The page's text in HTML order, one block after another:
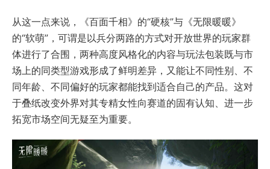
从这一点来说，《百面千相》的“硬核”与《无限暖暖》
的“软萌”，可谓是以兵分两路的方式对开放世界的玩家群
体进行了合围，两种高度风格化的内容与玩法包装既与市
场上的同类型游戏形成了鲜明差异，又能让不同性别、不
同年龄、不同偏好的玩家都能找到适合自己的产品。这对
于叠纸改变外界对其专精女性向赛道的固有认知、进一步
拓宽市场空间无疑至为重要。